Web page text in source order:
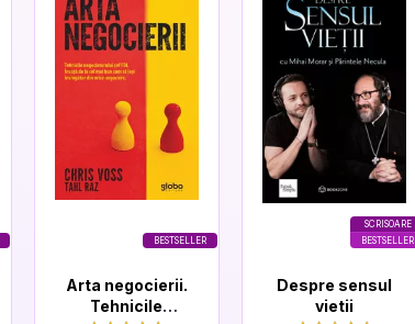
BESTSELLER
Arta negocierii.
Tehnicile
SCRISOARE
BESTSELLER
Despre sensul
vietii